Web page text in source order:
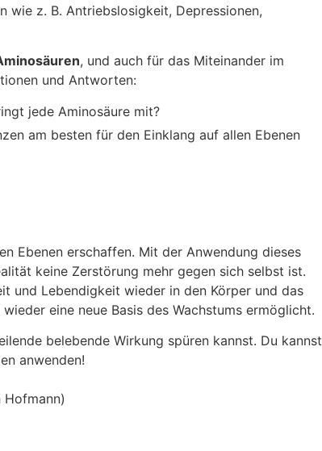
wie z. B. Antriebslosigkeit, Depressionen,
, und auch für das Miteinander im
und Antworten:
jede Aminosäure mit?
am besten für den Einklang auf allen Ebenen
Ebenen erschaffen. Mit der Anwendung dieses
keine Zerstörung mehr gegen sich selbst ist.
und Lebendigkeit wieder in den Körper und das
eine neue Basis des Wachstums ermöglicht.
belebende Wirkung spüren kannst. Du kannst
anwenden!